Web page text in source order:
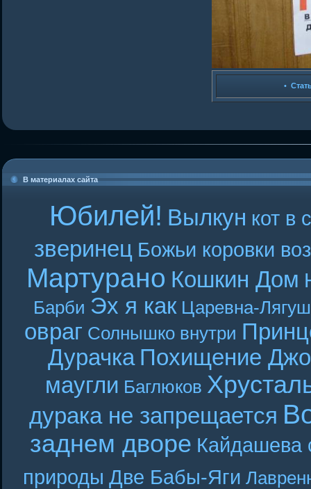
•
В материалах сайта
Юбилей! Вылкун кот в
зверинец Божьи коровки
Мартурано Кошкин Дом
Барби Эх я как Царевна-
овраг Солнышко внутри
Дурачка Похищение
маугли Баглюков
дурака не запрещается
заднем дворе Кайдашева
природы Две Бабы-Яги